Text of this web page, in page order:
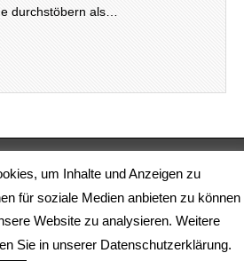
durchstöbern als…
Basic Theme bybavotasan.com.
um Inhalte und Anzeigen zu
für soziale Medien anbieten zu können
Website zu analysieren. Weitere
Sie in unserer Datenschutzerklärung.